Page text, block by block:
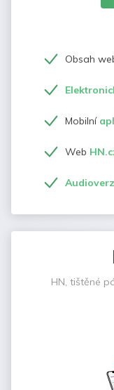
Obsah
Mobilní
Web
HN, tištěné